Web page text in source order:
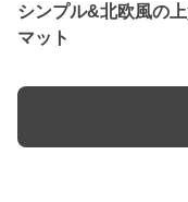
シンプル&北欧風の
マット